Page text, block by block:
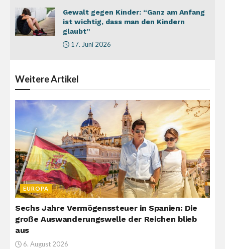
Gewalt gegen Kinder: “Ganz am Anfang
ist wichtig, dass man den Kindern
glaubt”
17. Juni 2026
WeitereArtikel
EUROPA
Sechs Jahre Vermögenssteuer in Spanien: Die
große Auswanderungswelle der Reichen blieb
aus
6. August 2026